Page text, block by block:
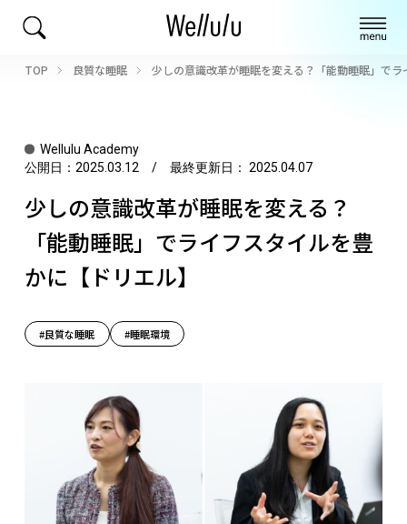
TOP 良質な睡眠 少しの意識改革が睡眠を変える？「能動睡眠」で
Wellulu Academy
公開日： 2025.03.12 / 最終更新日： 2025.04.07
少しの意識改革が睡眠を変える？
「能動睡眠」でライフスタイルを豊
かに【ドリエル】
#良質な睡眠 #睡眠環境